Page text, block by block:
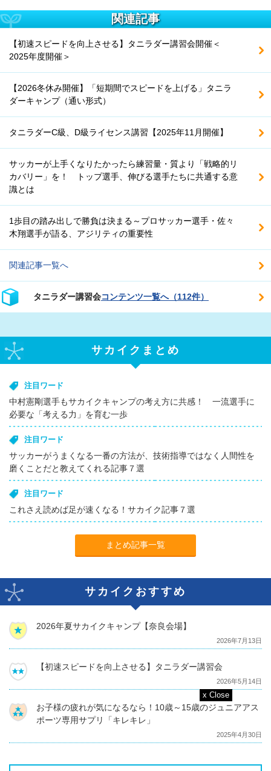
関連記事
【初速スピードを向上させる】タニラダー講習会開催＜
2025年度開催＞
【2026冬休み開催】「短期間でスピードを上げる」タニラ
ダーキャンプ（通い形式）
タニラダーC級、D級ライセンス講習【2025年11月開催】
サッカーが上手くなりたかったら練習量・質より「戦略的リ
カバリー」を！ トップ選手、伸びる選手たちに共通する意
識とは
1歩目の踏み出しで勝負は決まる～プロサッカー選手・佐々
木翔選手が語る、アジリティの重要性
関連記事一覧へ
タニラダー講習会コンテンツ一覧へ（112件）
サカイクまとめ
注目ワード
中村憲剛選手もサカイクキャンプの考え方に共感！ 一流選手に
必要な「考える力」を育む一歩
注目ワード
サッカーがうまくなる一番の方法が、技術指導ではなく人間性を
磨くことだと教えてくれる記事７選
注目ワード
これさえ読めば足が速くなる！サカイク記事７選
まとめ記事一覧
サカイクおすすめ
2026年夏サカイクキャンプ【奈良会場】
2026年7月13日
【初速スピードを向上させる】タニラダー講習会
2026年5月14日
お子様の疲れが気になるなら！10歳～15歳のジュニアアス
ポーツ専用サプリ「キレキレ」
2025年4月30日